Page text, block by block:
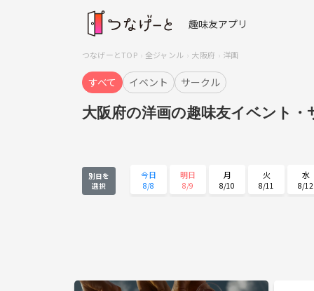
趣味友アプリ
つなげーとTOP 全ジャンル 大阪府 洋画
すべて イベント サークル
大阪府の洋画の趣味友イベント・
別日を
選択
今日
8/8
明日
8/9
月
8/10
火
8/11
水
8/12